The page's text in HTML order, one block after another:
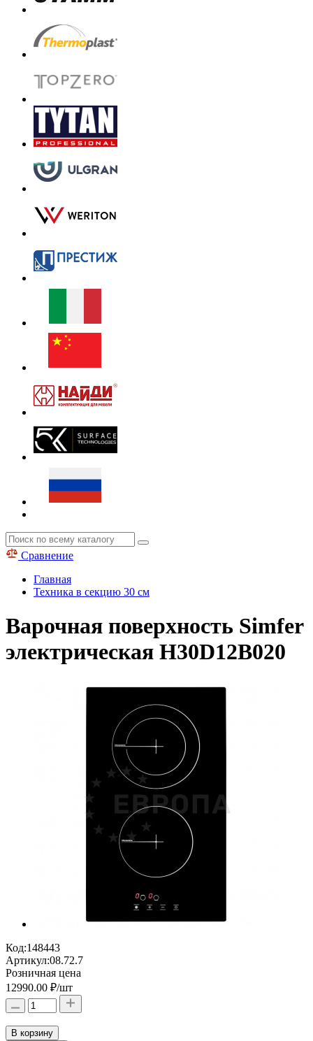
Сравнение
Главная
Техника в секцию 30 см
Варочная поверхность Simfer
электрическая H30D12B020
Код:148443
Артикул:08.72.7
Розничная цена
12990.00 ₽/шт
В корзину